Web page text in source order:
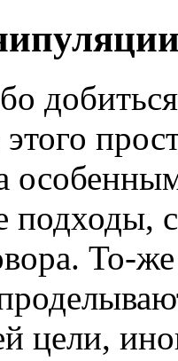
подходы,
То-
цели,